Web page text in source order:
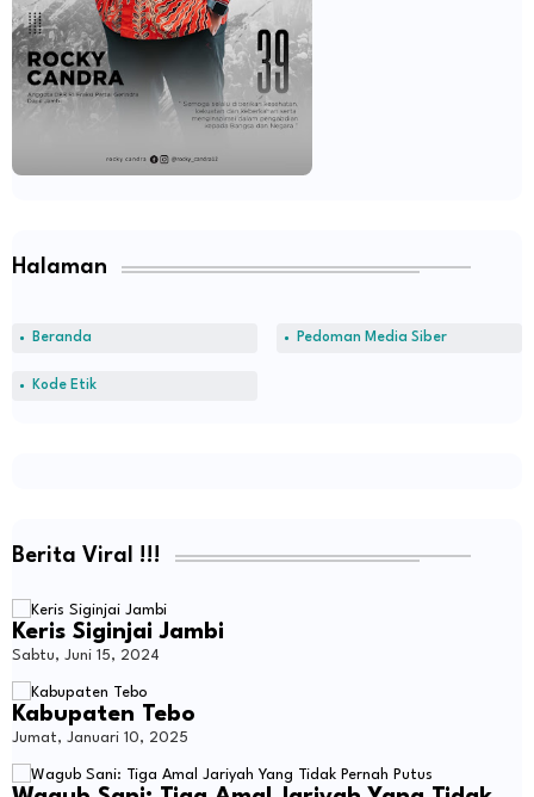
Halaman
Beranda Pedoman Media Siber
Kode Etik
Berita Viral !!!
Keris Siginjai Jambi
Sabtu, Juni 15, 2024
Kabupaten Tebo
Jumat, Januari 10, 2025